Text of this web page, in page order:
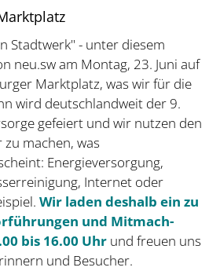
Stadtwerk" - unter diesem
neu.sw am Montag, 23. Juni auf
Marktplatz, was wir für die
wird deutschlandweit der 9.
gefeiert und wir nutzen den
machen, was
Energieversorgung,
Internet oder
Wir laden deshalb ein zu
und Mitmach-
bis 16.00 Uhrund freuen uns
und Besucher.